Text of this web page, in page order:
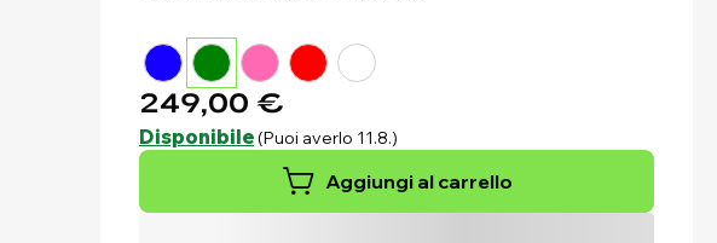
249,00 €
Disponibile(Puoi averlo 11.8.)
Aggiungi al carrello